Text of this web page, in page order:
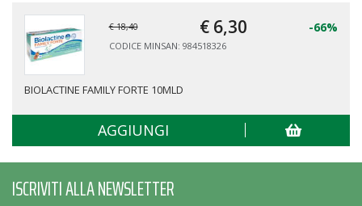
€ 18,40 € 6,30 -66%
CODICE MINSAN: 984518326
BIOLACTINE FAMILY FORTE 10MLD
AGGIUNGI
ISCRIVITI ALLA NEWSLETTER